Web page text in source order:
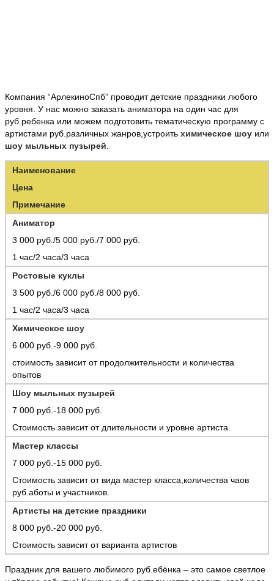
Компания “АрлекиноСпб” проводит детские праздники любого
уровня. У нас можно заказать аниматора на один час для
руб.ребенка или можем подготовить тематическую программу с
артистами руб.различных жанров,устроить химическое шоу или
шоу мыльных пузырей.
Наименование
Цена
Примечание
Аниматор
3 000 руб./5 000 руб./7 000 руб.
1 час/2 часа/3 часа
Ростовые куклы
3 500 руб./6 000 руб./8 000 руб.
1 час/2 часа/3 часа
Химическое шоу
6 000 руб.-9 000 руб.
стоимость зависит от продолжительности и количества
опытов
Шоу мыльных пузырей
7 000 руб.-18 000 руб.
Стоимость зависит от длительности и уровне артиста.
Мастер классы
7 000 руб.-15 000 руб.
Стоимость зависит от вида мастер класса,количества чаов
руб.аботы и участников.
Артисты на детские праздники
8 000 руб.-20 000 руб.
Стоимость зависит от варианта артистов
Праздник для вашего любимого руб.ебёнка – это самое светлое